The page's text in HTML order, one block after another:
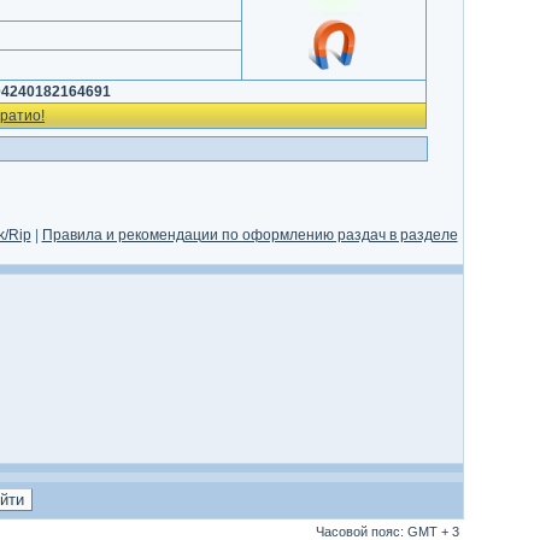
Rip| Правила и рекомендации по оформлению раздач в разделе
Часовой пояс: GMT + 3